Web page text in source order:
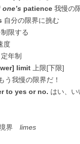
one’s patience 我慢の
自分の限界に挑む
制限する
度
定年制
limit 上限[下限]
う我慢の限界だ！
to yes or no. はい、い
界 limes